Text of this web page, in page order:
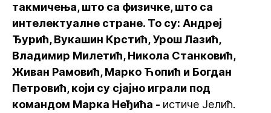
такмичења, што са физичке, што са
интелектуалне стране. То су: Андреј
Ђурић, Вукашин Крстић, Урош Лазић,
Владимир Милетић, Никола Станковић,
Живан Рамовић, Марко Ћопић и Богдан
Петровић, који су сјајно играли под
командом Марка Неђића - истиче Јелић.